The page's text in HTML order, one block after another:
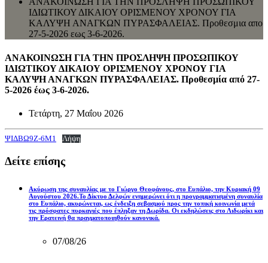
ΙΔΙΩΤΙΚΟΥ ΔΙΚΑΙΟΥ ΟΡΙΣΜΕΝΟΥ ΧΡΟΝΟΥ ΓΙΑ
ΚΑΛΥΨΗ ΑΝΑΓΚΩΝ ΠΥΡΑΣΦΑΛΕΙΑΣ. Προθεσμια απο
27-5-2026 εως 3-6-2026.
ΑΝΑΚΟΙΝΩΣΗ ΓΙΑ ΤΗΝ ΠΡΟΣΛΗΨΗ ΠΡΟΣΩΠΙΚΟΥ
ΙΔΙΩΤΙΚΟΥ ΔΙΚΑΙΟΥ ΟΡΙΣΜΕΝΟΥ ΧΡΟΝΟΥ ΓΙΑ
ΚΑΛΥΨΗ ΑΝΑΓΚΩΝ ΠΥΡΑΣΦΑΛΕΙΑΣ. Προθεσμία από 27-
5-2026 έως 3-6-2026.
Τετάρτη, 27 Μαΐου 2026
ΨΙΔΒΩ9Ζ-6Μ1 Λήψη
Δείτε επίσης
Aκύρωση της συναυλίας με το Γιώργο Θεοφάνους, στο Ευπάλιο, την Κυριακή 09
Αυγούστου 2026.Το Δίκτυο Δελφών ενημερώνει ότι η προγραμματισμένη συναυλία
στο Ευπάλιο, ακυρώνεται, ως ένδειξη σεβασμού προς την τοπική κοινωνία μετά
τις πρόσφατες πυρκαγιές που έπληξαν τη Δωρίδα. Οι εκδηλώσεις στο Λιδωρίκι και
την Ερατεινή θα πραγματοποιηθούν κανονικά.
07/08/26